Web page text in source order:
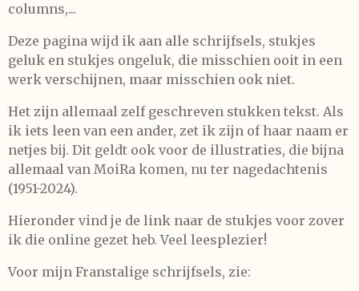
columns,...
Deze pagina wijd ik aan alle schrijfsels, stukjes
geluk en stukjes ongeluk, die misschien ooit in een
werk verschijnen, maar misschien ook niet.
Het zijn allemaal zelf geschreven stukken tekst. Als
ik iets leen van een ander, zet ik zijn of haar naam er
netjes bij. Dit geldt ook voor de illustraties, die bijna
allemaal van MoiRa komen, nu ter nagedachtenis
(1951-2024).
Hieronder vind je de link naar de stukjes voor zover
ik die online gezet heb. Veel leesplezier!
Voor mijn Franstalige schrijfsels, zie: